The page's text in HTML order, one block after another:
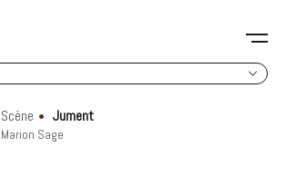
Scène Jument
Marion Sage